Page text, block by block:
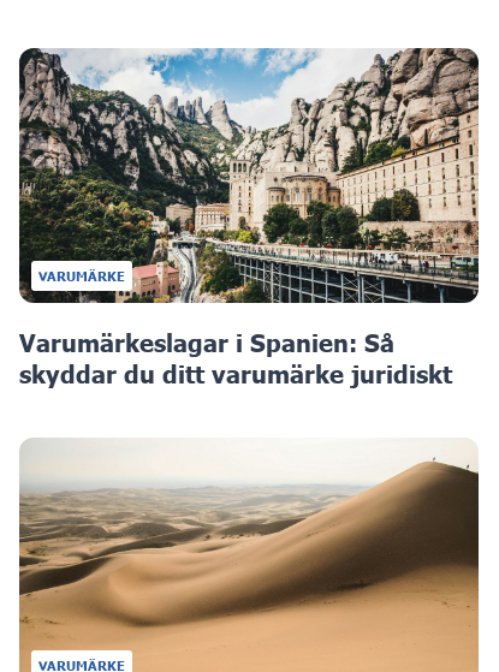
VARUMÄRKE
Varumärkeslagar i Spanien: Så
skyddar du ditt varumärke juridiskt
VARUMÄRKE